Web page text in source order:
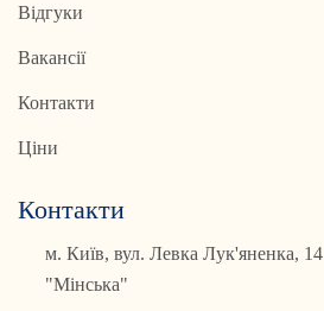
Відгуки
Вакансії
Контакти
Ціни
Контакти
м. Київ, вул. Левка Лук'яненка, 14
"Мінська"